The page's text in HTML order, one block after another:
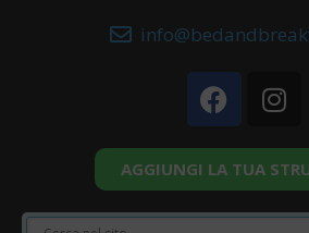
AGGIUNGI LA TUA